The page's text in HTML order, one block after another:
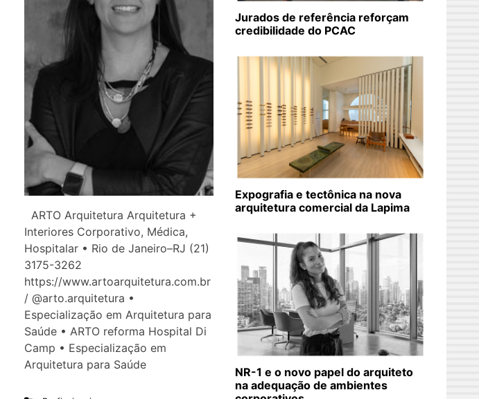
ARTO Arquitetura Arquitetura +
Interiores Corporativo, Médica,
Hospitalar • Rio de Janeiro–RJ (21)
3175-3262
https://www.artoarquitetura.com.br
/ @arto.arquitetura •
Especialização em Arquitetura para
Saúde • ARTO reforma Hospital Di
Camp • Especialização em
Arquitetura para Saúde
Jurados de referência reforçam
credibilidade do PCAC
Expografia e tectônica na nova
arquitetura comercial da Lapima
NR-1 e o novo papel do arquiteto
na adequação de ambientes